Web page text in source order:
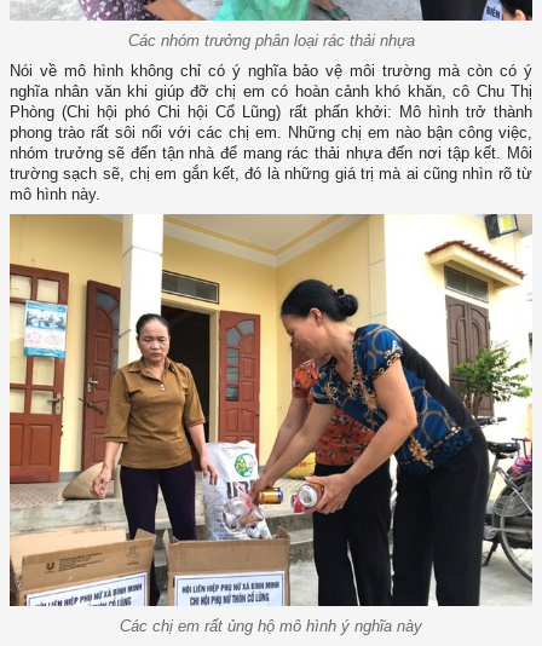
Các nhóm trưởng phân loại rác thải nhựa
Nói về mô hình không chỉ có ý nghĩa bảo vệ môi trường mà còn có ý
nghĩa nhân văn khi giúp đỡ chị em có hoàn cảnh khó khăn, cô Chu Thị
Phòng (Chi hội phó Chi hội Cổ Lũng) rất phấn khởi: Mô hình trở thành
phong trào rất sôi nổi với các chị em. Những chị em nào bận công việc,
nhóm trưởng sẽ đến tận nhà để mang rác thải nhựa đến nơi tập kết. Môi
trường sạch sẽ, chị em gắn kết, đó là những giá trị mà ai cũng nhìn rõ từ
mô hình này.
Các chị em rất ủng hộ mô hình ý nghĩa này